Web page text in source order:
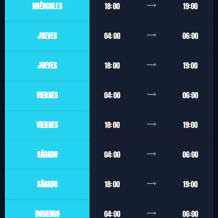
MIÉRCOLES 18:00 trending_flat 19:00
JUEVES 04:00 trending_flat 06:00
JUEVES 18:00 trending_flat 19:00
VIERNES 04:00 trending_flat 06:00
VIERNES 18:00 trending_flat 19:00
SÁBADO 04:00 trending_flat 06:00
SÁBADO 18:00 trending_flat 19:00
DOMINGO 04:00 trending_flat 06:00